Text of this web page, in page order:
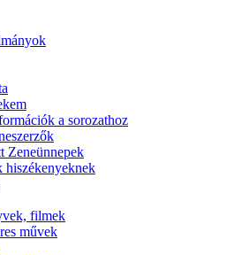
a sorozathoz
Zeneünnepek
hiszékenyeknek
filmek
művek